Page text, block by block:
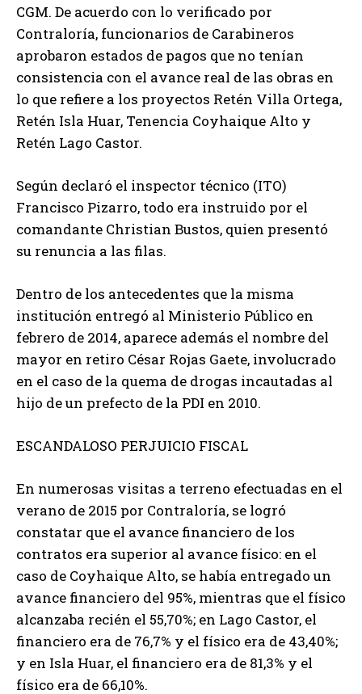
CGM. De acuerdo con lo verificado por
Contraloría, funcionarios de Carabineros
aprobaron estados de pagos que no tenían
consistencia con el avance real de las obras en
lo que refiere a los proyectos Retén Villa Ortega,
Retén Isla Huar, Tenencia Coyhaique Alto y
Retén Lago Castor.
Según declaró el inspector técnico (ITO)
Francisco Pizarro, todo era instruido por el
comandante Christian Bustos, quien presentó
su renuncia a las filas.
Dentro de los antecedentes que la misma
institución entregó al Ministerio Público en
febrero de 2014, aparece además el nombre del
mayor en retiro César Rojas Gaete, involucrado
en el caso de la quema de drogas incautadas al
hijo de un prefecto de la PDI en 2010.
ESCANDALOSO PERJUICIO FISCAL
En numerosas visitas a terreno efectuadas en el
verano de 2015 por Contraloría, se logró
constatar que el avance financiero de los
contratos era superior al avance físico: en el
caso de Coyhaique Alto, se había entregado un
avance financiero del 95%, mientras que el físico
alcanzaba recién el 55,70%; en Lago Castor, el
financiero era de 76,7% y el físico era de 43,40%;
y en Isla Huar, el financiero era de 81,3% y el
físico era de 66,10%.